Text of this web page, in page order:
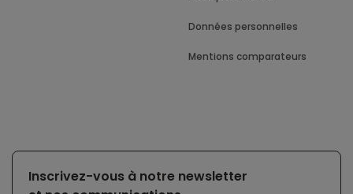
Données personnelles
Mentions comparateurs
Inscrivez-vous à notre newsletter